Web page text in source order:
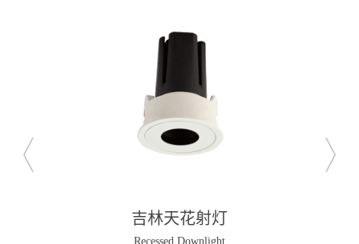
吉林天花射灯
Recessed Downlight